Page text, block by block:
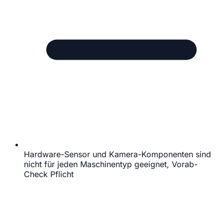
Hardware-Sensor und Kamera-Komponenten sind
nicht für jeden Maschinentyp geeignet, Vorab-
Check Pflicht